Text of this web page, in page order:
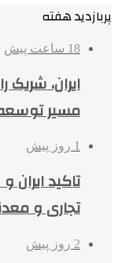
پربازدید هفته
18 ساعت پیش
ایران، شریک
مسیر
1 روز پیش
تاکید
تجاری و
2 روز پیش